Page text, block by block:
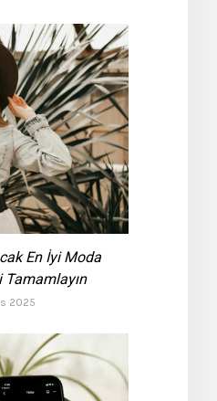
En İyi Moda
2025